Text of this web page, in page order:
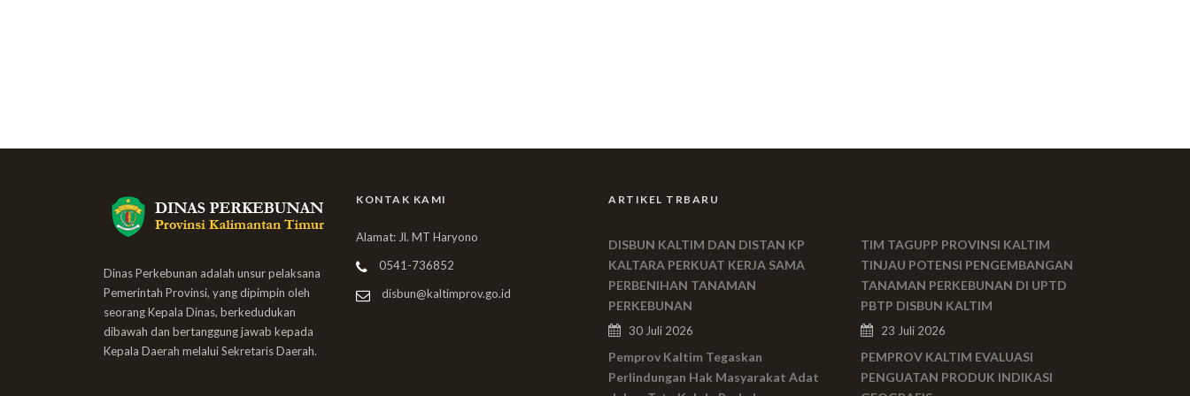
Dinas Perkebunan adalah unsur pelaksana
Pemerintah Provinsi, yang dipimpin oleh
seorang Kepala Dinas, berkedudukan
dibawah dan bertanggung jawab kepada
Kepala Daerah melalui Sekretaris Daerah.
KONTAK KAMI
Alamat: Jl. MT Haryono
0541-736852
disbun@kaltimprov.go.id
ARTIKEL TRBARU
DISBUN KALTIM DAN DISTAN KP
KALTARA PERKUAT KERJA SAMA
PERBENIHAN TANAMAN
PERKEBUNAN
30 Juli 2026
Pemprov Kaltim Tegaskan
Perlindungan Hak Masyarakat Adat
TIM TAGUPP PROVINSI KALTIM
TINJAU POTENSI PENGEMBANGAN
TANAMAN PERKEBUNAN DI UPTD
PBTP DISBUN KALTIM
23 Juli 2026
PEMPROV KALTIM EVALUASI
PENGUATAN PRODUK INDIKASI